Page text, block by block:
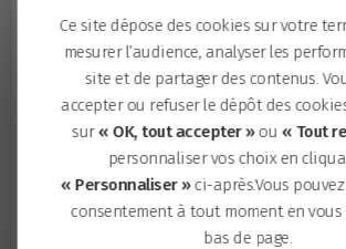
mécanique » est encore en bon
N’hésitez plus et venez tester la
permet de faire de votre ancien
énergie électrique.
Expérience sonore immersive.
musique répétitive et chants
Octophone invite l’auditeur à
plusieurs tableaux sonores et à
Ce site dépose des cookies sur votre
mesurer l’audience, analyser les
site et de partager des contenus.
accepter ou refuser le dépôt des
sur« OK, tout accepter »ou « Tout
personnaliser vos choix en
« Personnaliser »ci-après.Vous
consentement à tout moment en
bas de page.